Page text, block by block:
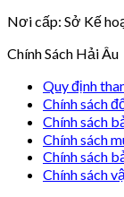
Nơi cấp: Sở Kế
Chính Sách Hải Âu
Quy định
Chính sách
Chính sách
Chính sách
Chính sách
Chính sách